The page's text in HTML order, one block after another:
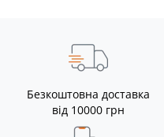
Безкоштовна доставка
від 10000 грн